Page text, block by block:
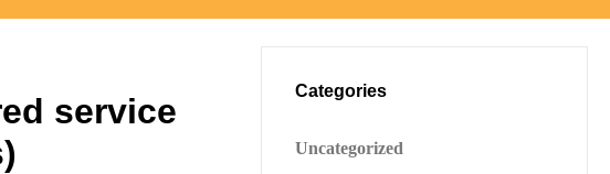
service
Categories
Uncategorized